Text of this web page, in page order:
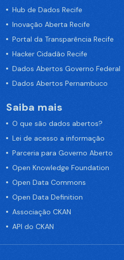
Hub de Dados Recife
Inovação Aberta Recife
Portal da Transparência Recife
Hacker Cidadão Recife
Dados Abertos Governo Federal
Dados Abertos Pernambuco
Saiba mais
O que são dados abertos?
Lei de acesso a informação
Parceria para Governo Aberto
Open Knowledge Foundation
Open Data Commons
Open Data Definition
Associação CKAN
API do CKAN